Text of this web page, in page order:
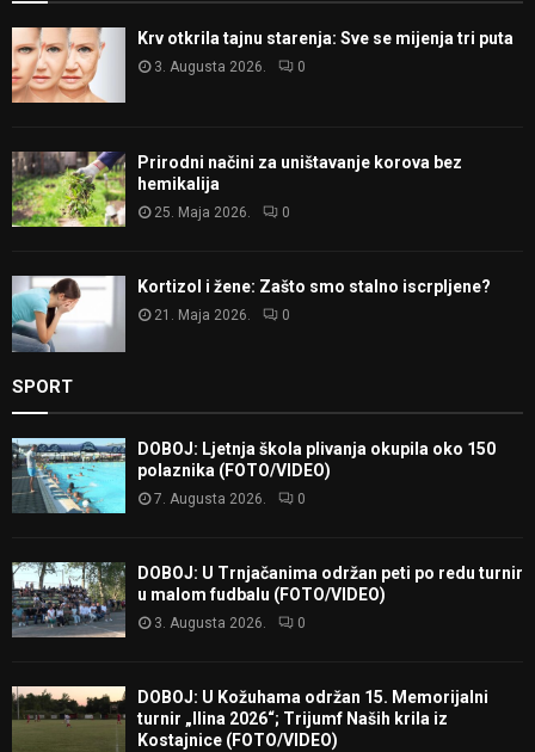
Krv otkrila tajnu starenja: Sve se mijenja tri puta
3. Augusta 2026. 0
Prirodni načini za uništavanje korova bez
hemikalija
25. Maja 2026. 0
Kortizol i žene: Zašto smo stalno iscrpljene?
21. Maja 2026. 0
SPORT
DOBOJ: Ljetnja škola plivanja okupila oko 150
polaznika (FOTO/VIDEO)
7. Augusta 2026. 0
DOBOJ: U Trnjačanima održan peti po redu turnir
u malom fudbalu (FOTO/VIDEO)
3. Augusta 2026. 0
DOBOJ: U Kožuhama održan 15. Memorijalni
turnir „Ilina 2026“; Trijumf Naših krila iz
Kostajnice (FOTO/VIDEO)